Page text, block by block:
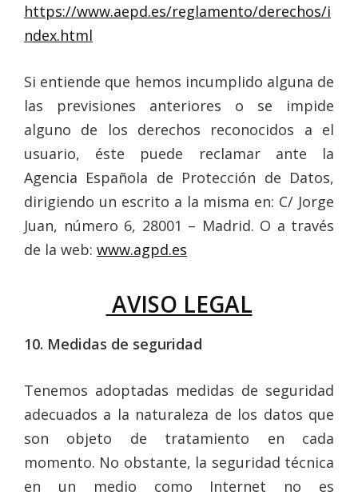
https://www.aepd.es/reglamento/derechos/i
ndex.html
Si entiende que hemos incumplido alguna de
las previsiones anteriores o se impide
alguno de los derechos reconocidos a el
usuario, éste puede reclamar ante la
Agencia Española de Protección de Datos,
dirigiendo un escrito a la misma en: C/ Jorge
Juan, número 6, 28001 – Madrid. O a través
de la web: www.agpd.es
AVISO LEGAL
10. Medidas de seguridad
Tenemos adoptadas medidas de seguridad
adecuados a la naturaleza de los datos que
son objeto de tratamiento en cada
momento. No obstante, la seguridad técnica
en un medio como Internet no es